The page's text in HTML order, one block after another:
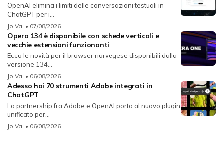
OpenAI elimina i limiti delle conversazioni testuali in
ChatGPT per i...
Jo Val • 07/08/2026
Opera 134 è disponibile con schede verticali e
vecchie estensioni funzionanti
Ecco le novità per il browser norvegese disponibili dalla
versione 134...
Jo Val • 06/08/2026
Adesso hai 70 strumenti Adobe integrati in
ChatGPT
La partnership fra Adobe e OpenAI porta al nuovo plugin
unificato per...
Jo Val • 06/08/2026